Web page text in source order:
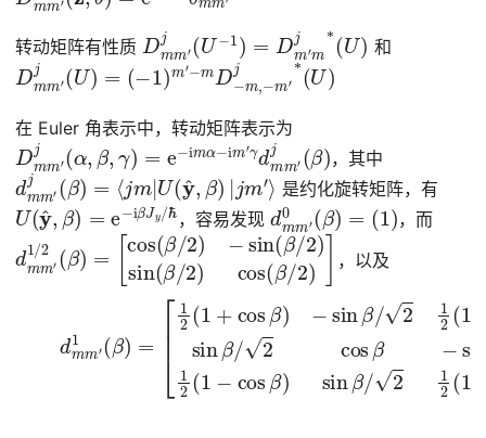
转动矩阵有性质 Dm ′j(U −1 Dm mj ∗(U )和
Dm ′j(U − 1)m′−m D−
−m (U)
在 Euler 角表示中，转动矩阵表示为
Dm ′j α,β ,γ =e −imα−im′γd mm′ β)
，其中
dmm′j(β ) = ⟨jm |U(y^ β) |j m ⟩ 是约化旋转矩阵，有
U(y^ ,β)= −iβJy/
ℏ ，容易发现 dm m′0( β )=
( 1) ，而
dmm′ 1/ )=
cos (β/ sin(β/2)sin (β/2)cos(β ) ]
，以及
mm 1( β) 2 (1+ cos β)
β/ 2 (1 cosβ ) β 2cos β / −cos